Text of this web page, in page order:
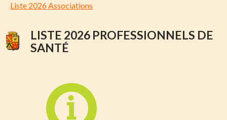
Liste 2026 Associations
LISTE 2026 PROFESSIONNELS DE
SANTÉ